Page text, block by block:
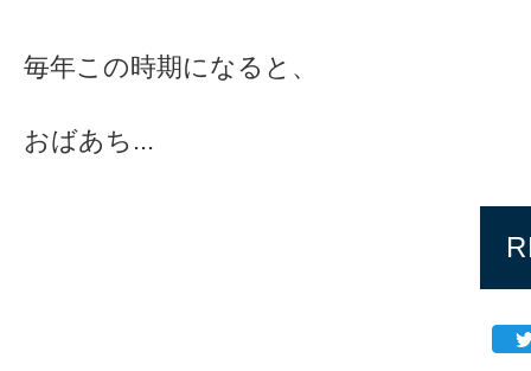
毎年この時期になると、
おばあち...